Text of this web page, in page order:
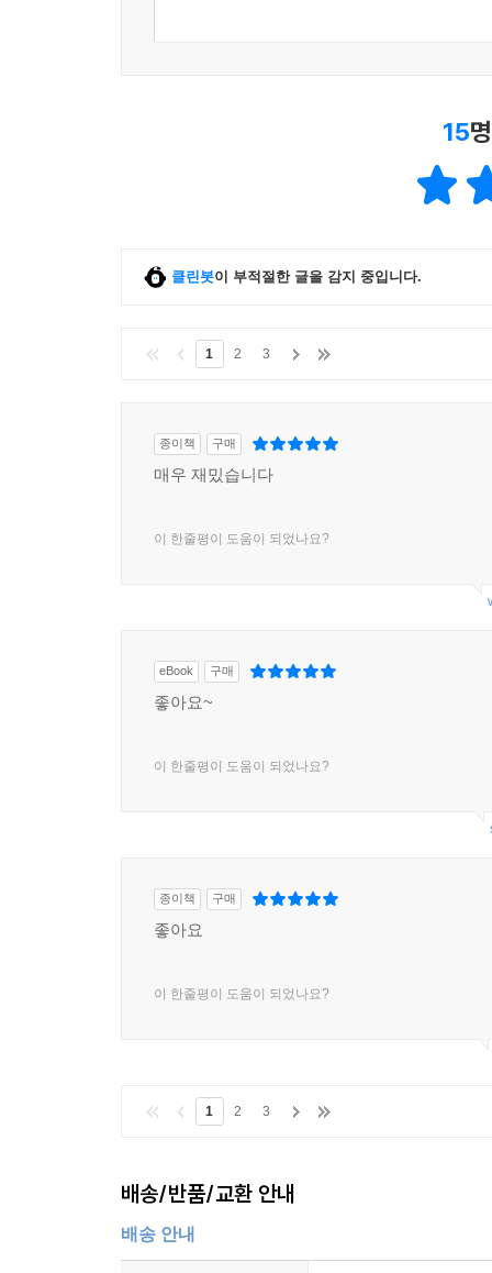
15
클린봇이 부적절한 글을 감지 중입니다.
1 2 3
종이책 구매
매우 재밌습니다
이 한줄평이 도움이 되었나요?
eBook 구매
좋아요~
이 한줄평이 도움이 되었나요?
종이책 구매
좋아요
이 한줄평이 도움이 되었나요?
1 2 3
배송/반품/교환 안내
배송 안내